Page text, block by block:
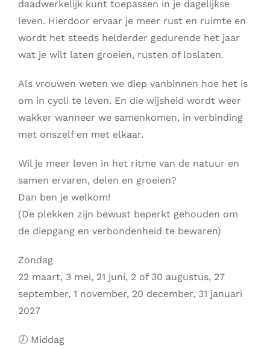
daadwerkelijk kunt toepassen in je dagelijkse
leven. Hierdoor ervaar je meer rust en ruimte en
wordt het steeds helderder gedurende het jaar
wat je wilt laten groeien, rusten of loslaten.
Als vrouwen weten we diep vanbinnen hoe het is
om in cycli te leven. En die wijsheid wordt weer
wakker wanneer we samenkomen, in verbinding
met onszelf en met elkaar.
Wil je meer leven in het ritme van de natuur en
samen ervaren, delen en groeien?
Dan ben je welkom!
(De plekken zijn bewust beperkt gehouden om
de diepgang en verbondenheid te bewaren)
Zondag
22 maart, 3 mei, 21 juni, 2 of 30 augustus, 27
september, 1 november, 20 december, 31 januari
2027
🕖 Middag